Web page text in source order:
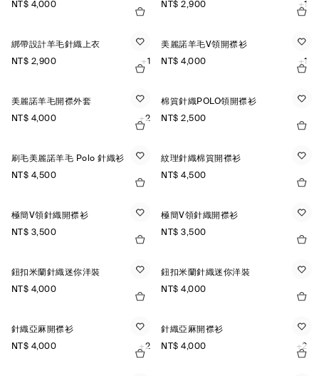
NT$ 4,000
NT$ 2,900
+1
綁帶設計羊毛針織上衣
NT$ 2,900
+1
美麗諾羊毛V領開襟衫
NT$ 4,000
+1
美麗諾羊毛開襟外套
NT$ 4,000
+2
棉質針織POLO領開襟衫
NT$ 2,500
刷毛美麗諾羊毛 Polo 針織衫
NT$ 4,500
紋理針織棉質開襟衫
NT$ 4,500
極簡V領針織開襟衫
NT$ 3,500
極簡V領針織開襟衫
NT$ 3,500
鈕扣米蘭針織迷你洋裝
NT$ 4,000
鈕扣米蘭針織迷你洋裝
NT$ 4,000
針織亞麻開襟衫
NT$ 4,000
+2
針織亞麻開襟衫
NT$ 4,000
+2